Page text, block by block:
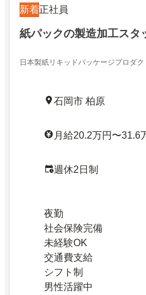
新着正社員
紙パックの製造加工スタ
日本製紙リキッドパッケージプロダ
石岡市 柏原
月給20.2万円〜31.6
週休2日制
夜勤
社会保険完備
未経験OK
交通費支給
シフト制
男性活躍中